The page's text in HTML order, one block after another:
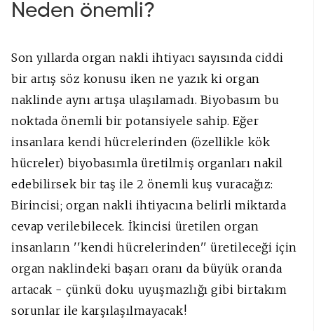
Neden önemli?
Son yıllarda organ nakli ihtiyacı sayısında ciddi
bir artış söz konusu iken ne yazık ki organ
naklinde aynı artışa ulaşılamadı. Biyobasım bu
noktada önemli bir potansiyele sahip. Eğer
insanlara kendi hücrelerinden (özellikle kök
hücreler) biyobasımla üretilmiş organları nakil
edebilirsek bir taş ile 2 önemli kuş vuracağız:
Birincisi; organ nakli ihtiyacına belirli miktarda
cevap verilebilecek. İkincisi üretilen organ
insanların ''kendi hücrelerinden'' üretileceği için
organ naklindeki başarı oranı da büyük oranda
artacak - çünkü doku uyuşmazlığı gibi birtakım
sorunlar ile karşılaşılmayacak!